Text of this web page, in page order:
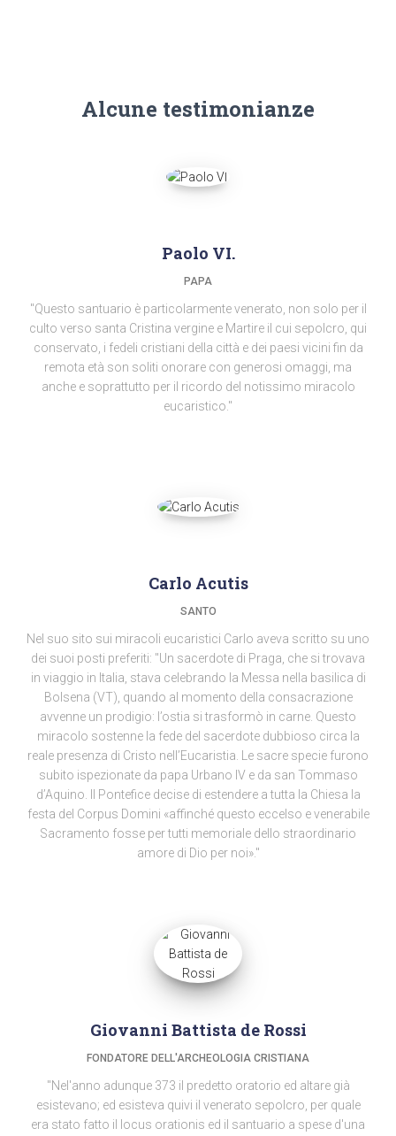
Alcune testimonianze
Paolo VI.
PAPA
"Questo santuario è particolarmente venerato, non solo per il
culto verso santa Cristina vergine e Martire il cui sepolcro, qui
conservato, i fedeli cristiani della città e dei paesi vicini fin da
remota età son soliti onorare con generosi omaggi, ma
anche e soprattutto per il ricordo del notissimo miracolo
eucaristico."
Carlo Acutis
SANTO
Nel suo sito sui miracoli eucaristici Carlo aveva scritto su uno
dei suoi posti preferiti: "Un sacerdote di Praga, che si trovava
in viaggio in Italia, stava celebrando la Messa nella basilica di
Bolsena (VT), quando al momento della consacrazione
avvenne un prodigio: l’ostia si trasformò in carne. Questo
miracolo sostenne la fede del sacerdote dubbioso circa la
reale presenza di Cristo nell’Eucaristia. Le sacre specie furono
subito ispezionate da papa Urbano IV e da san Tommaso
d’Aquino. Il Pontefice decise di estendere a tutta la Chiesa la
festa del Corpus Domini «affinché questo eccelso e venerabile
Sacramento fosse per tutti memoriale dello straordinario
amore di Dio per noi»."
Giovanni Battista de Rossi
FONDATORE DELL'ARCHEOLOGIA CRISTIANA
"Nel'anno adunque 373 il predetto oratorio ed altare già
esistevano; ed esisteva quivi il venerato sepolcro, per quale
era stato fatto il locus orationis ed il santuario a spese d'una